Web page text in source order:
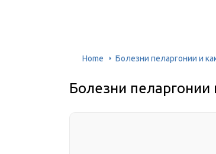
Home Болезни пеларгонии и
Болезни пеларгонии